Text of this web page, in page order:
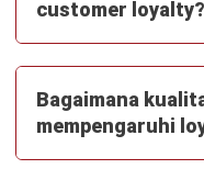
CRM FOR LEADS
AI untuk
dan